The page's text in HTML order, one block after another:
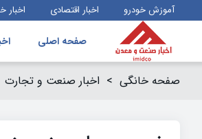
آموزش خودرو اخبار اقتصادی اخبار
صفحه اصلی
صفحه خانگی > اخبار صنعت و تجارت